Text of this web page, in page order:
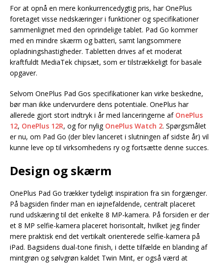
For at opnå en mere konkurrencedygtig pris, har OnePlus
foretaget visse nedskæringer i funktioner og specifikationer
sammenlignet med den oprindelige tablet. Pad Go kommer
med en mindre skærm og batteri, samt langsommere
opladningshastigheder. Tabletten drives af et moderat
kraftfuldt MediaTek chipsæt, som er tilstrækkeligt for basale
opgaver.
Selvom OnePlus Pad Gos specifikationer kan virke beskedne,
bør man ikke undervurdere dens potentiale. OnePlus har
allerede gjort stort indtryk i år med lanceringerne af OnePlus
12, OnePlus 12R, og for nylig OnePlus Watch 2. Spørgsmålet
er nu, om Pad Go (der blev lanceret i slutningen af sidste år) vil
kunne leve op til virksomhedens ry og fortsætte denne succes.
Design og skærm
OnePlus Pad Go trækker tydeligt inspiration fra sin forgænger.
På bagsiden finder man en iøjnefaldende, centralt placeret
rund udskæring til det enkelte 8 MP-kamera. På forsiden er der
et 8 MP selfie-kamera placeret horisontalt, hvilket jeg finder
mere praktisk end det vertikalt orienterede selfie-kamera på
iPad. Bagsidens dual-tone finish, i dette tilfælde en blanding af
mintgrøn og sølvgrøn kaldet Twin Mint, er også værd at